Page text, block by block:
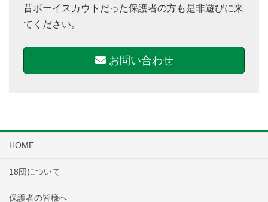
昔ボーイスカウトだった保護者の方も是非遊びに来
てください。
お問い合わせ
HOME
18団について
保護者の皆様へ